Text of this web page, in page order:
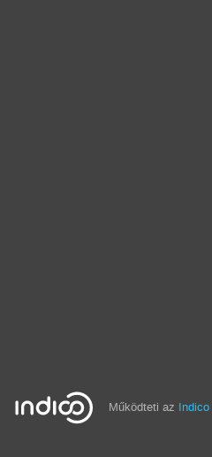
Működteti az Indico